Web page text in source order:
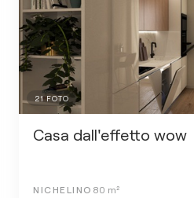
21FOTO
Casa dall'effetto wow
NICHELINO 80 m²